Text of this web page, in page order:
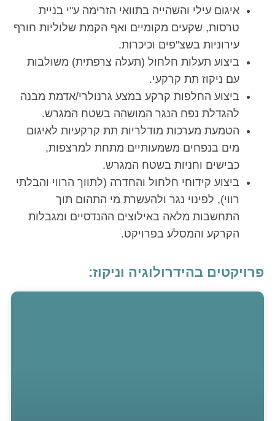
איגום עילי והשהייה בתוואי הזרימה ע"י בניית
טרסות, שקעים מקומיים ואף הקמת שלוליות חורף
עירוניות בשצ"פים וכיכרות.
ביצוע תעלות חלחול (תעלה צרפתית) משולבות
עם ניקוז תת קרקעי.
ביצוע החלפות קרקע במצע גרנולרי/אדמת מבנה
להגדלת נפח הנגר המושהה בשטח המגרש.
הטמעת מערכות מודלריות תת קרקעיות לאיגום
מים בנפחים משמעותיים מתחת למרצפות,
כבישים וחניות בשטח המגרש.
ביצוע קידוחי חלחול והחדרה (לתווך הרווי והבלתי
רווי), לפינוי נגר ולהעשרת מי התהום תוך
התחשבות מלאה באילוצים ההנדסיים ומגבלות
הקרקע והמסלע בפרויקט.
פרויקטים בהידרולוגיה וניקוז: